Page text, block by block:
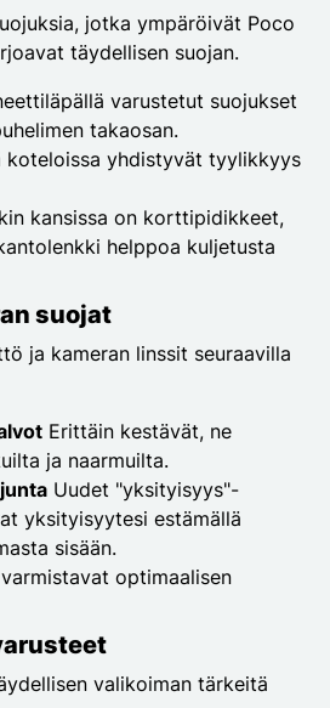
jotka ympäröivät Poco
täydellisen suojan.
varustetut suojukset
takaosan.
koteloissa yhdistyvät tyylikkyys
kansissa on korttipidikkeet,
helppoa kuljetusta
suojat
ja kameran linssit seuraavilla
Erittäin kestävät, ne
ja naarmuilta.
Uudet "yksityisyys"-
yksityisyytesi estämällä
sisään.
optimaalisen
valikoiman tärkeitä